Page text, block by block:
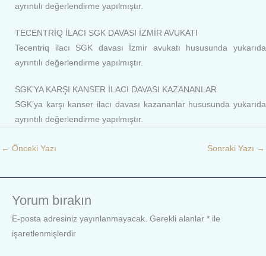
ayrıntılı değerlendirme yapılmıştır.
TECENTRİQ İLACI SGK DAVASI İZMİR AVUKATI
Tecentriq ilacı SGK davası İzmir avukatı hususunda yukarıda
ayrıntılı değerlendirme yapılmıştır.
SGK’YA KARŞI KANSER İLACI DAVASI KAZANANLAR
SGK’ya karşı kanser ilacı davası kazananlar hususunda yukarıda
ayrıntılı değerlendirme yapılmıştır.
← Önceki Yazı Sonraki Yazı →
Yorum bırakın
E-posta adresiniz yayınlanmayacak. Gerekli alanlar * ile
işaretlenmişlerdir